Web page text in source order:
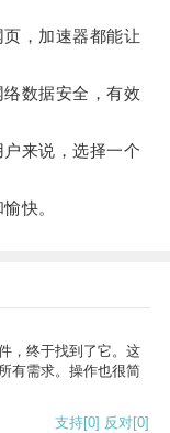
，加速器都能让
数据安全，有效
来说，选择一个
快。
，终于找到了它。这
有需求。操作也很简
支持[0] 反对[0]